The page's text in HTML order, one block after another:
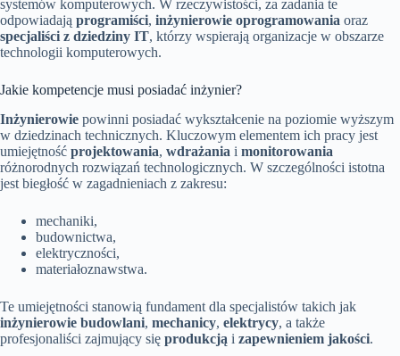
systemów komputerowych. W rzeczywistości, za zadania te
odpowiadają programiści, inżynierowie oprogramowania oraz
specjaliści z dziedziny IT, którzy wspierają organizacje w obszarze
technologii komputerowych.
Jakie kompetencje musi posiadać inżynier?
Inżynierowie powinni posiadać wykształcenie na poziomie wyższym
w dziedzinach technicznych. Kluczowym elementem ich pracy jest
umiejętność projektowania, wdrażania i monitorowania
różnorodnych rozwiązań technologicznych. W szczególności istotna
jest biegłość w zagadnieniach z zakresu:
mechaniki,
budownictwa,
elektryczności,
materiałoznawstwa.
Te umiejętności stanowią fundament dla specjalistów takich jak
inżynierowie budowlani, mechanicy, elektrycy, a także
profesjonaliści zajmujący się produkcją i zapewnieniem jakości.